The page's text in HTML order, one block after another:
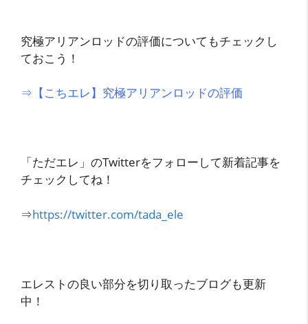
究極アリアンロッドの評価についてもチェックし
ておこう！
⇒【こちエレ】究極アリアンロッドの評価
「ただエレ」のTwitterをフォローして新着記事を
チェックしてね！
⇒https://twitter.com/tada_ele
エレストの良い部分を切り取ったブログも更新
中！